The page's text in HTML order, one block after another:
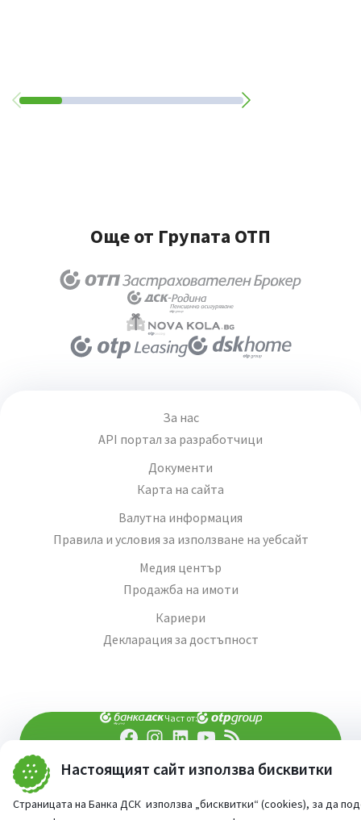
Настоящият сайт използва бисквитки
Страницата на Банка ДСК използва „бисквитки“ (cookies), за да
Още от Групата ОТП
За нас
API портал за разработчици
Документи
Карта на сайта
Валутна информация
Правила и условия за използване на уебсайт
Медия център
Продажба на имоти
Кариери
Декларация за достъпност
Част от:
При въпроси -попитай AI асистента ни
Сайт от:StudioX